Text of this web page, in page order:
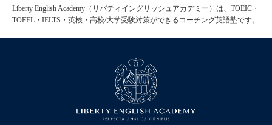
Liberty English Academy（リバティイングリッシュアカデミー）は、TOEIC・
TOEFL・IELTS・英検・高校/大学受験対策ができるコーチング英語塾です。